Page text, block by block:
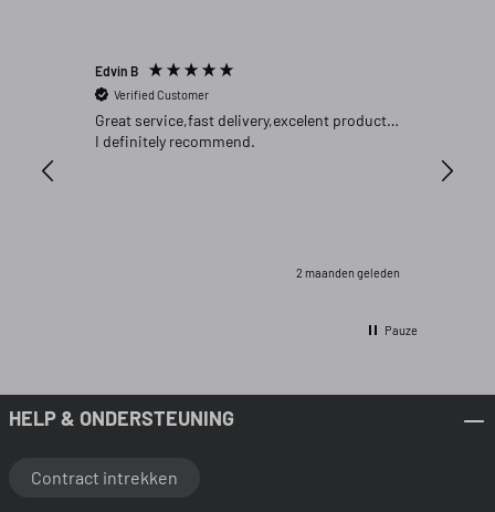
Edvin B
Verified Customer
Great service,fast delivery,excelent product…
I definitely recommend.
2 maanden geleden
Pauze
HELP & ONDERSTEUNING
Contract intrekken